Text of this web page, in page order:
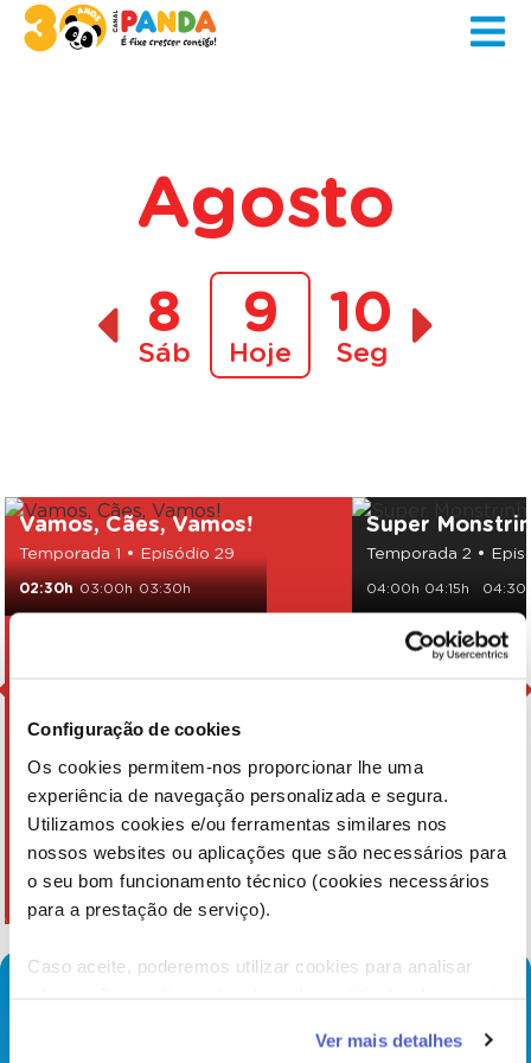
Configuração de cookies
Os cookies permitem-nos proporcionar lhe uma
experiência de navegação personalizada e segura.
Utilizamos cookies e/ou ferramentas similares nos
nossos websites ou aplicações que são necessários para
o seu bom funcionamento técnico (cookies necessários
para a prestação de serviço).
Caso aceite, poderemos utilizar cookies para analisar
funcionalidades (cookies de personalização e
Ver mais detalhes
Agosto
8
Sáb
9
Hoje
10
Seg
Vamos, Cães, Vamos!
Temporada 1 • Episódio 29
02:30h 03:00h 03:30h
Super
Temporada 2 •
04:00h 04:15h
05:00h 05:15h